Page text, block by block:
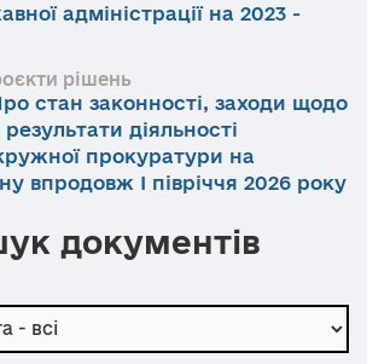
адміністрації на 2023 -
рішень
стан законності, заходи щодо
діяльності
прокуратури на
впродовж І півріччя 2026 року
документів